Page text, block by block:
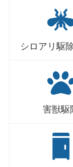
シロアリ駆
害獣駆